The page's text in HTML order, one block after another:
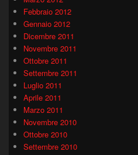
Febbraio 2012
Gennaio 2012
Dicembre 2011
Novembre 2011
Ottobre 2011
Settembre 2011
Luglio 2011
Aprile 2011
Marzo 2011
Novembre 2010
Ottobre 2010
Settembre 2010